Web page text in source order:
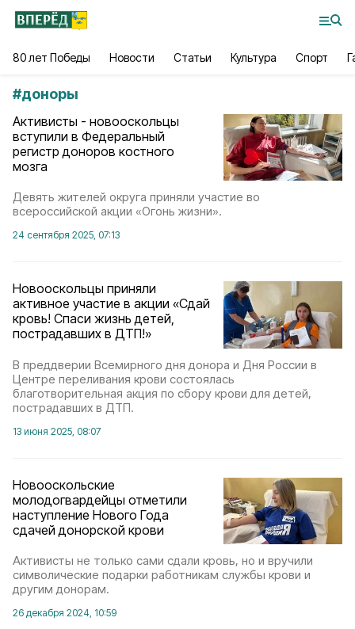
80 лет Победы Новости Статьи Культура Спорт
#доноры
Активисты - новооскольцы
вступили в Федеральный
регистр доноров костного
мозга
Девять жителей округа приняли участие во
всероссийской акции «Огонь жизни».
24 сентября 2025, 07:13
Новооскольцы приняли
активное участие в акции «Сдай
кровь! Спаси жизнь детей,
пострадавших в ДТП!»
В преддверии Всемирного дня донора и Дня России в
Центре переливания крови состоялась
благотворительная акция по сбору крови для детей,
пострадавших в ДТП.
13 июня 2025, 08:07
Новооскольские
молодогвардейцы отметили
наступление Нового Года
сдачей донорской крови
Активисты не только сами сдали кровь, но и вручили
символические подарки работникам службы крови и
другим донорам.
26 декабря 2024, 10:59